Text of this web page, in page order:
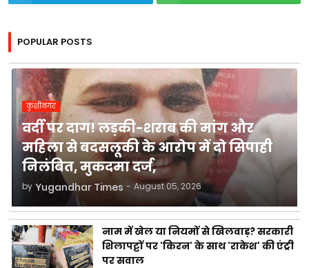
POPULAR POSTS
कुशीनगर
वर्दी पर दाग! लड़की-शराब की मांग और
महिला से बदसलूकी के आरोप में दो सिपाही
निलंबित, मुकदमा दर्ज,
by Yugandhar Times - August 05, 2026
नाम में खेल या नियमों से खिलवाड़? सरकारी
शिलापट्टों पर 'किरन' के साथ 'राकेश' की एंट्री
पर सवाल